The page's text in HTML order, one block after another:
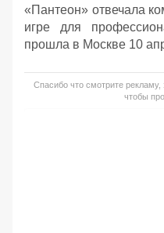
«Пантеон» отвечала
игре для
прошла в Москве 10
Спасибо что смотрите рекламу,
чтобы